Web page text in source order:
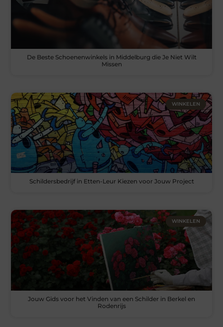
De Beste Schoenenwinkels in Middelburg die Je Niet Wilt
Missen
WINKELEN
Schildersbedrijf in Etten-Leur Kiezen voor Jouw Project
WINKELEN
Jouw Gids voor het Vinden van een Schilder in Berkel en
Rodenrijs